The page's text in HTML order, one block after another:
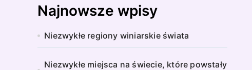
Najnowsze wpisy
Niezwykłe regiony winiarskie świata
Niezwykłe miejsca na świecie, które powstały